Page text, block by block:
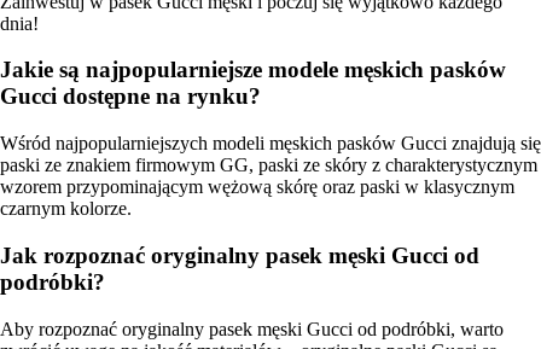
dnia!
Jakie są najpopularniejsze modele męskich pasków
Gucci dostępne na rynku?
Wśród najpopularniejszych modeli męskich pasków Gucci znajdują się
paski ze znakiem firmowym GG, paski ze skóry z charakterystycznym
wzorem przypominającym wężową skórę oraz paski w klasycznym
czarnym kolorze.
Jak rozpoznać oryginalny pasek męski Gucci od
podróbki?
Aby rozpoznać oryginalny pasek męski Gucci od podróbki, warto